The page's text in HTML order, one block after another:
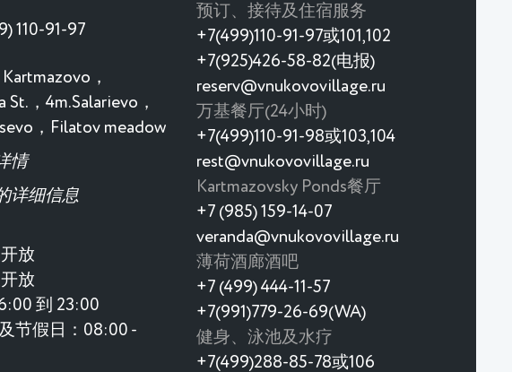
110-91-97
，
St.，4m.Salarievo，
，Filatov meadow
情
详细信息
放
放
到 23:00
节假日：08:00 -
预订、接待及住宿服务
+7(499)110-91-97或101,102
+7(925)426-58-82(电报)
reserv@vnukovovillage.ru
万基餐厅(24小时)
+7(499)110-91-98或103,104
rest@vnukovovillage.ru
Kartmazovsky Ponds餐厅
+7 (985) 159-14-07
veranda@vnukovovillage.ru
薄荷酒廊酒吧
+7 (499) 444-11-57
+7(991)779-26-69(WA)
健身、泳池及水疗
+7(499)288-85-78或106